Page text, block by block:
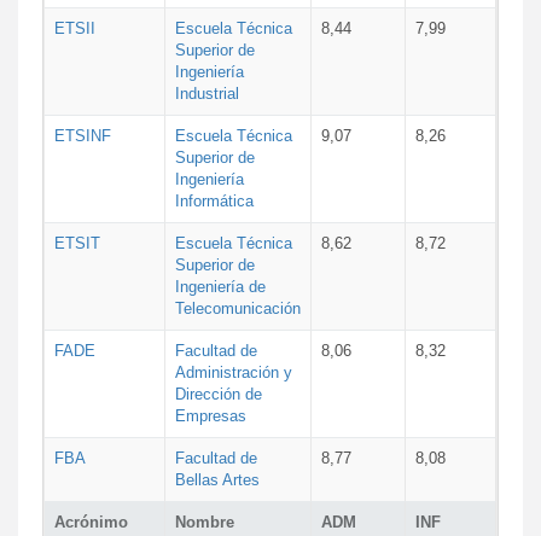
Acrónimo Nombre ADM INF
ETSII
Escuela Técnica
Superior de
Ingeniería
Industrial
8,44 7,99
ETSINF
Escuela Técnica
Superior de
Ingeniería
Informática
9,07 8,26
ETSIT
Escuela Técnica
Superior de
Ingeniería de
Telecomunicación
8,62 8,72
FADE
Facultad de
Administración y
Dirección de
Empresas
8,06 8,32
FBA
Facultad de
Bellas Artes
8,77 8,08